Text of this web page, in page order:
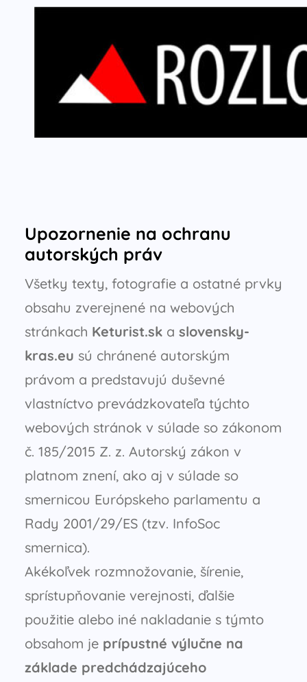
Upozornenie na ochranu
autorských práv
Všetky texty, fotografie a ostatné prvky
obsahu zverejnené na webových
stránkach Keturist.sk a slovensky-
kras.eu sú chránené autorským
právom a predstavujú duševné
vlastníctvo prevádzkovateľa týchto
webových stránok v súlade so zákonom
č. 185/2015 Z. z. Autorský zákon v
platnom znení, ako aj v súlade so
smernicou Európskeho parlamentu a
Rady 2001/29/ES (tzv. InfoSoc
smernica).
Akékoľvek rozmnožovanie, šírenie,
sprístupňovanie verejnosti, ďalšie
použitie alebo iné nakladanie s týmto
obsahom je prípustné výlučne na
základe predchádzajúceho